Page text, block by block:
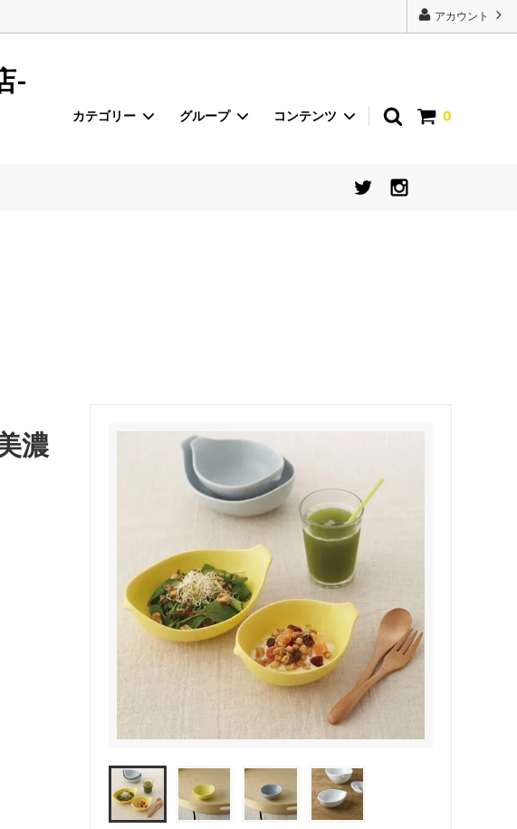
アカウント
-
0
カテゴリー グループ コンテンツ
濃